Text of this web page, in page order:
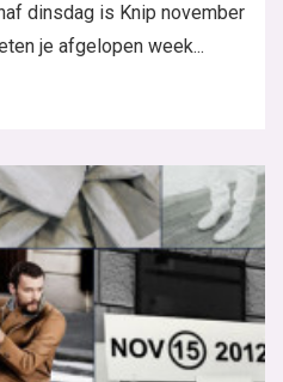
dinsdag is Knip november
je afgelopen week...